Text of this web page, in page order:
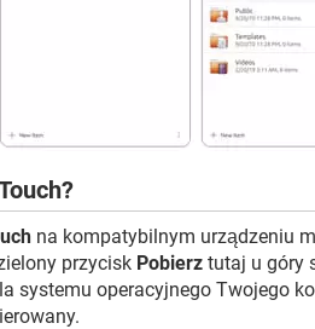
na kompatybilnym urządzeniu
przycisk Pobierz tutaj u góry
systemu operacyjnego Twojego